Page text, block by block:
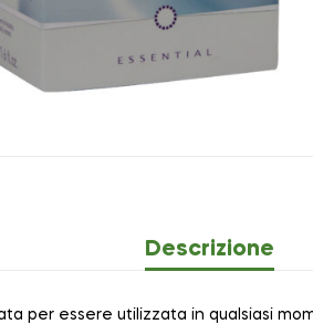
Descrizione
per essere utilizzata in qualsiasi